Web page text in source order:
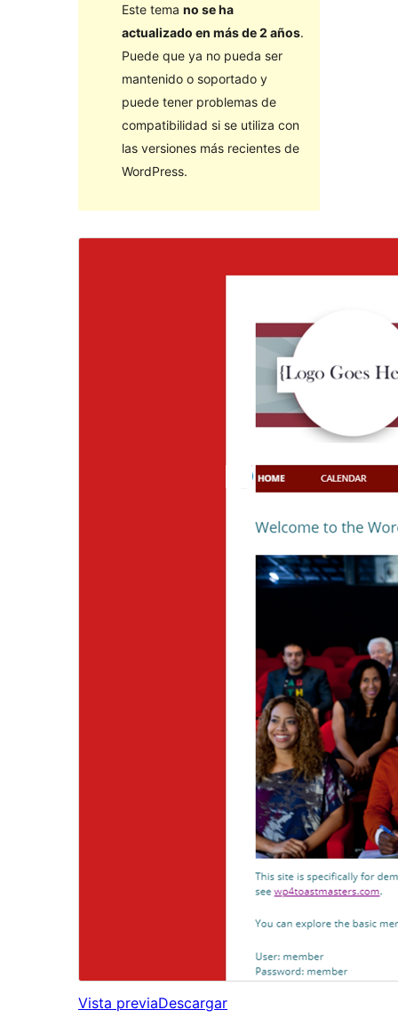
Este tema no se ha
actualizado en más de 2 años.
Puede que ya no pueda ser
mantenido o soportado y
puede tener problemas de
compatibilidad si se utiliza con
las versiones más recientes de
WordPress.
Vista previaDescargar